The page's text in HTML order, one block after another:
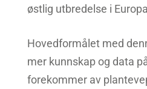
østlig utbredelse i
Hovedformålet med
mer kunnskap og data
forekommer av